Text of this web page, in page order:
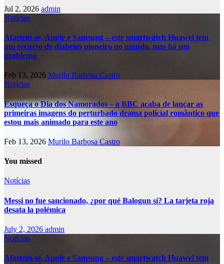
Jul 2, 2026 admin
Notícias
Afastem-se, Apple e Samsung – este smartwatch Huawei tem
um recurso de diabetes pioneiro no mundo, mas há um
problema
Feb 13, 2026 Murilo Barbosa Castro
Notícias
Esqueça o Dia dos Namorados – a BBC acaba de lançar as
primeiras imagens do perturbado drama policial romântico que
estou mais animado para este ano
Feb 13, 2026 Murilo Barbosa Castro
You missed
Notícias
Messi no fue sancionado, ¿por qué Balogun sí? La tarjeta roja
desata la polémica
July 2, 2026 admin
Notícias
Afastem-se, Apple e Samsung – este smartwatch Huawei tem